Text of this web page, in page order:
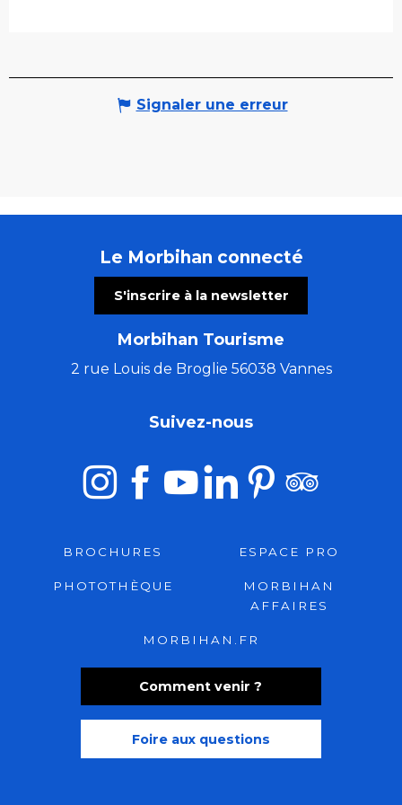
Signaler une erreur
Le Morbihan connecté
S'inscrire à la newsletter
Morbihan Tourisme
2 rue Louis de Broglie 56038 Vannes
Comment venir ?
Foire aux questions
Suivez-nous
BROCHURES ESPACE PRO
PHOTOTHÈQUE
MORBIHAN
AFFAIRES
MORBIHAN.FR